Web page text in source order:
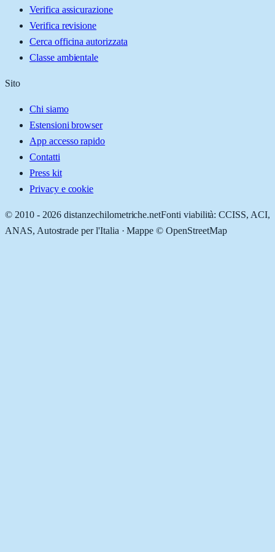
Verifica assicurazione
Verifica revisione
Cerca officina autorizzata
Classe ambientale
Sito
Chi siamo
Estensioni browser
App accesso rapido
Contatti
Press kit
Privacy e cookie
© 2010 - 2026 distanzechilometriche.netFonti viabilità: CCISS, ACI,
ANAS, Autostrade per l'Italia · Mappe © OpenStreetMap